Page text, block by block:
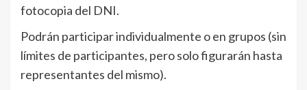
fotocopia del DNI.
Podrán participar individualmente o en grupos (sin
límites de participantes, pero solo figurarán hasta
representantes del mismo).